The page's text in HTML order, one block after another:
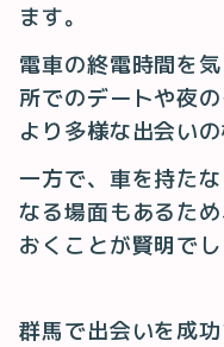
ます。
電車の終電時間を
所でのデートや夜
より多様な出会い
一方で、車を持た
なる場面もあるた
おくことが賢明でし
群馬で出会いを成